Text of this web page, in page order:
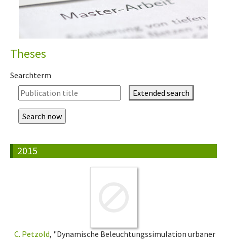
Theses
Searchterm
Extended search
2015
C. Petzold, "Dynamische Beleuchtungssimulation urbaner